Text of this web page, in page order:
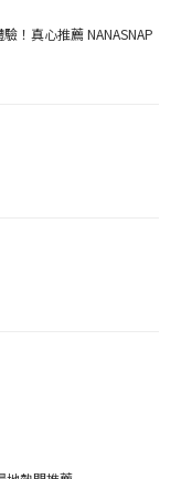
！真心推薦 NANASNAP